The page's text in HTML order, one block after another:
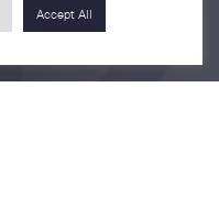
+66-2218-1185
psy@chula.ac.th
Accept All